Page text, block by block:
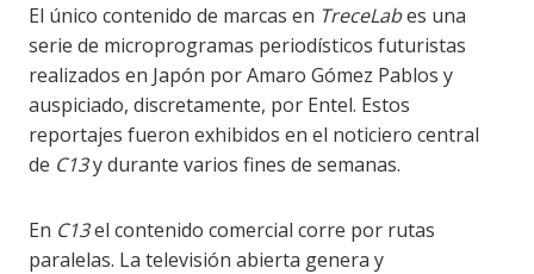
El único contenido de marcas en TreceLabes una
serie de microprogramas periodísticos futuristas
realizados en Japón por Amaro Gómez Pablos y
auspiciado, discretamente, por Entel. Estos
reportajes fueron exhibidos en el noticiero central
de C13y durante varios fines de semanas.
En C13el contenido comercial corre por rutas
paralelas. La televisión abierta genera y